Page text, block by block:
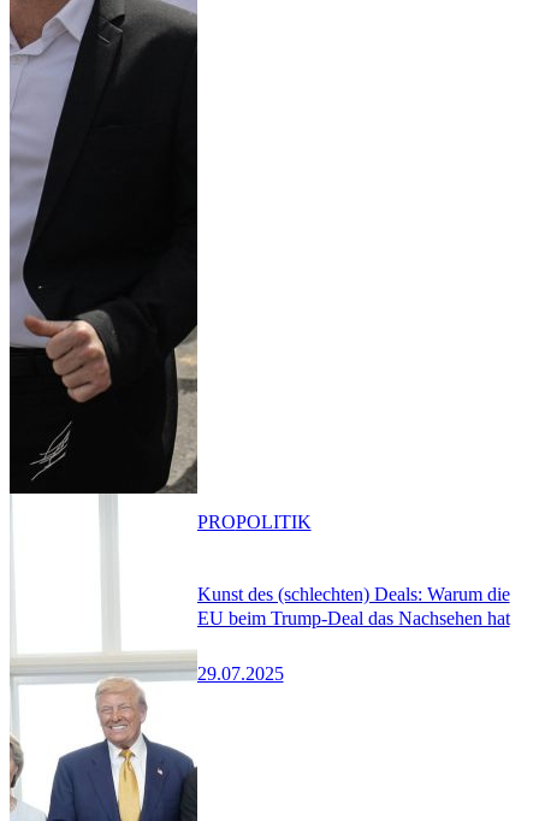
Kunst des (schlechten) Deals: Warum die
EU beim Trump-Deal das Nachsehen hat
29.07.2025
PROPOLITIK